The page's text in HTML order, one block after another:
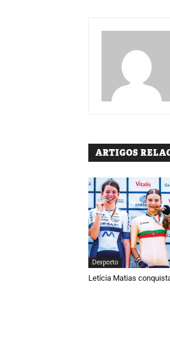
ARTIGOS
Desporto
Letícia Matias